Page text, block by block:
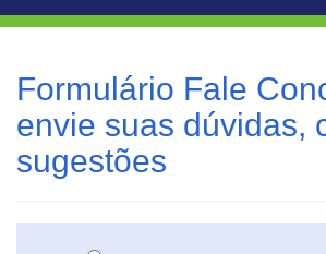
Formulário Fale
envie suas dúvidas,
sugestões